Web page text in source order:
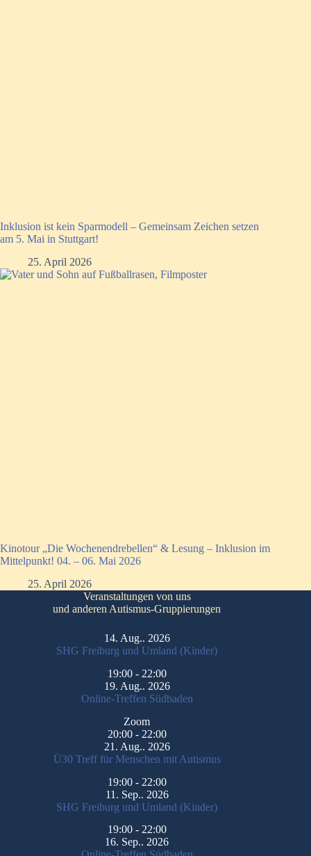
Inklusion ist kein Sparmodell – Gemeinsam Zeichen setzen
am 5. Mai in Stuttgart!
25. April 2026
Kinotour „Die Wochenendrebellen“ & Lesung – Inklusion im
Mittelpunkt! 04. – 06. Mai 2026
25. April 2026
Veranstaltungen von uns
und anderen Autismus-Gruppierungen
14. Aug.. 2026
SHG Freiburg und Umland (Kinder)
19:00- 22:00
19. Aug.. 2026
Online-Treffen Südbaden
Zoom
20:00- 22:00
21. Aug.. 2026
Ü30 Treff für Menschen mit Autismus
19:00- 22:00
11. Sep.. 2026
SHG Freiburg und Umland (Kinder)
19:00- 22:00
16. Sep.. 2026